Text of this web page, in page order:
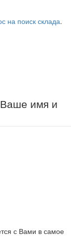
на поиск склада.
имя и
с Вами в самое